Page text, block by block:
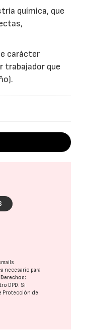
química, que
carácter
trabajador que
necesario para
Derechos:
DPD. Si
Protección de
30/07/2026